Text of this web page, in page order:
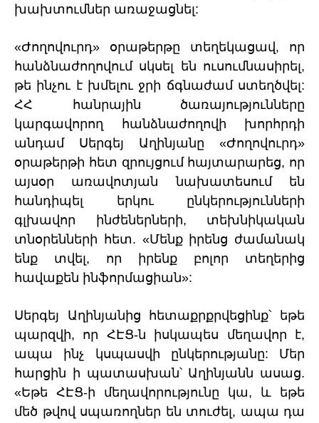
խախտումներ առաջացնել:
«Ժողովուրդ» օրաթերթը տեղեկացավ, որ
հանձնաժողովում սկսել են ուսումնասիրել,
թե ինչու է խմելու ջրի ճգնաժամ ստեղծվել:
ՀՀ հանրային ծառայությունները
կարգավորող հանձնաժողովի խորհրդի
անդամ Սերգեյ Աղինյանը «Ժողովուրդ»
օրաթերթի հետ զրույցում հայտարարեց, որ
այսօր առավոտյան նախատեսում են
հանդիպել երկու ընկերությունների
գլխավոր ինժեներների, տեխնիկական
տնօրենների հետ. «Մենք իրենց ժամանակ
ենք տվել, որ իրենք բոլոր տեղերից
հավաքեն ինֆորմացիան»:
Սերգեյ Աղինյանից հետաքրքրվեցինք՝ եթե
պարզվի, որ ՀԷՑ-ն իսկապես մեղավոր է,
ապա ինչ կսպասվի ընկերությանը: Մեր
հարցին ի պատասխան՝ Աղինյանն ասաց.
«Եթե ՀԷՑ-ի մեղավորությունը կա, և եթե
մեծ թվով սպառողներ են տուժել, ապա դա